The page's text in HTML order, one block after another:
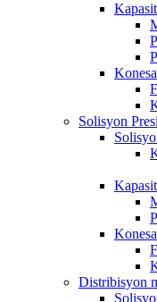
Solisyon
Distribisyon